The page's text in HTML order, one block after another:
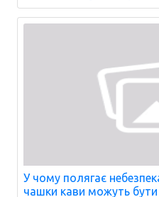
У чому полягає
чашки кави можуть